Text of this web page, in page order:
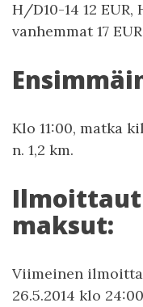
H/D10-14 12 EUR,
vanhemmat 17
Klo 11:00, matka
n. 1,2 km.
maksut:
Viimeinen
26.5.2014 klo